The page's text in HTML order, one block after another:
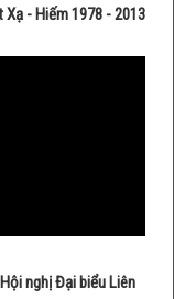
- Hiếm 1978 - 2013
nghị Đại biểu Liên